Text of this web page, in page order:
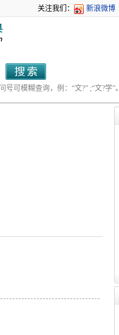
关注我们： 新浪微博
可模糊查询，例：“文?” ;“文?学”。